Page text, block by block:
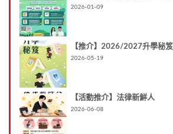
2026-01-09
【推介】2026/2027升學秘笈
2026-05-19
【活動推介】法律新鮮人
2026-06-08